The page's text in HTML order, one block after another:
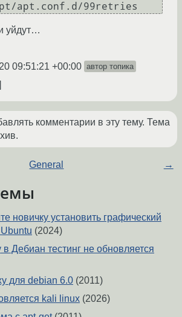
уйдут…
09:51:21 +00:00 автор топика
комментарии в эту тему. Тема
General →
новичку установить графический
(2024)
Дебиан тестинг не обновляется
для debian 6.0 (2011)
kali linux (2026)